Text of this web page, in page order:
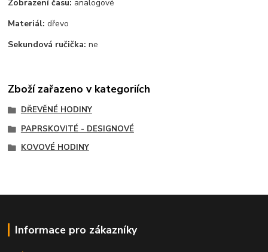
Zobrazení času: analogové
Materiál: dřevo
Sekundová ručička: ne
Zboží zařazeno v kategoriích
DŘEVĚNÉ HODINY
PAPRSKOVITÉ - DESIGNOVÉ
KOVOVÉ HODINY
Informace pro zákazníky